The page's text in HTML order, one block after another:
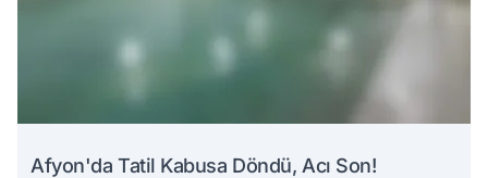
Afyon'da Tatil Kabusa Döndü, Acı Son!